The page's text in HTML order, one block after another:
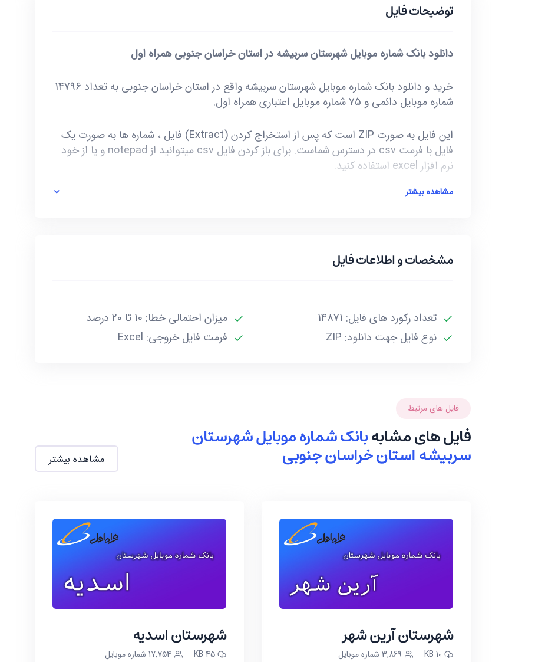
توضیحات فایل
دانلود بانک شماره موبایل شهرستان سربیشه در استان خراسان جنوبی همراه اول
خرید و دانلود بانک شماره موبایل شهرستان سربیشه واقع در استان خراسان جنوبی به تعداد 14796
شماره موبایل دائمی و 75 شماره موبایل اعتباری همراه اول.
این فایل به صورت ZIP است که پس از استخراج کردن (Extract) فایل ، شماره ها به صورت یک
فایل با فرمت csv در دسترس شماست. برای باز کردن فایل csv میتوانید از notepad و یا از خود
نرم افزار excel استفاده کنید.
آخرین بروز رسانی این فایل در تاریخ 1400/09/19 انجام شده و حجم این فایل کمتر از 39KB است.
مشاهده بیشتر
مشخصات و اطلاعات فایل
تعداد رکورد های فایل: 14871
نوع فایل جهت دانلود: ZIP
میزان احتمالی خطا: 10 تا 20 درصد
فرمت فایل خروجی: Excel
فایل های مرتبط
فایل های مشابهبانک شماره موبایل شهرستان
سربیشه استان خراسان جنوبی مشاهده بیشتر
شهرستان آرین شهر
10 KB 3,869 شماره موبایل
شهرستان اسدیه
45 KB 17,754 شماره موبایل